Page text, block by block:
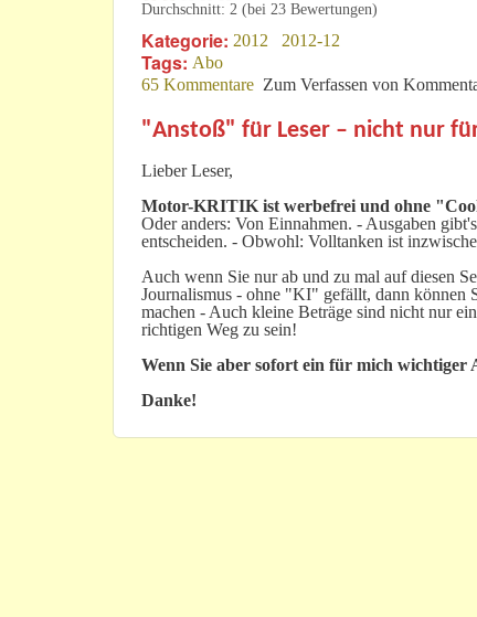
Durchschnitt: 2 (bei 23 Bewertungen)
Kategorie: 2012 2012-12
Tags: Abo
65 Kommentare Zum Verfassen von
"Anstoß" für Leser – nicht nur
Lieber Leser,
Motor-KRITIK ist werbefrei und ohne
Oder anders: Von Einnahmen. - Ausgaben
entscheiden. - Obwohl: Volltanken ist
Auch wenn Sie nur ab und zu mal auf diesen
Journalismus - ohne "KI" gefällt, dann können
machen - Auch kleine Beträge sind nicht nur
richtigen Weg zu sein!
Wenn Sie aber sofort ein für mich wichtiger
Danke!